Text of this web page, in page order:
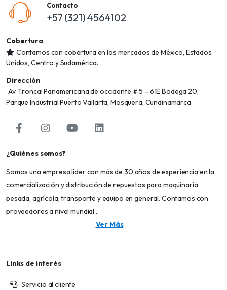
Contacto
+57 (321) 4564102
Cobertura
Contamos con cobertura en los mercados de México, Estados
Unidos, Centro y Sudamérica.
Dirección
Av. Troncal Panamericana de occidente # 5 – 61E Bodega 20,
Parque Industrial Puerto Vallarta, Mosquera, Cundinamarca
¿Quiénes somos?
Somos una empresa líder con más de 30 años de experiencia en la
comercialización y distribución de repuestos para maquinaria
pesada, agrícola, transporte y equipo en general. Contamos con
proveedores a nivel mundial...
Ver Más
Links de interés
Servicio al cliente